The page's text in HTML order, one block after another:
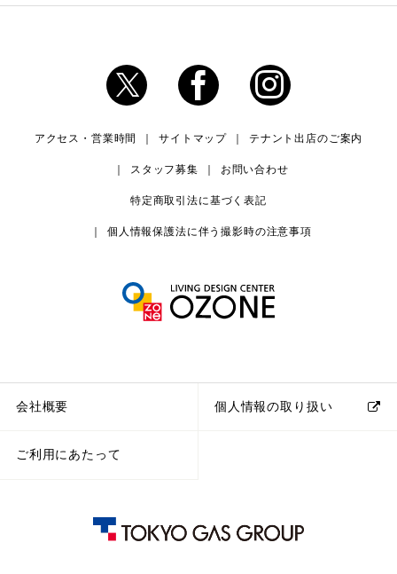
アクセス・営業時間 サイトマップ テナント出店のご案内
スタッフ募集 お問い合わせ
特定商取引法に基づく表記
個人情報保護法に伴う撮影時の注意事項
会社概要 個人情報の取り扱い
ご利用にあたって